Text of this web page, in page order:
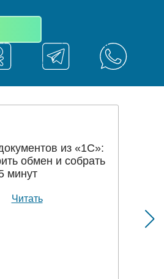
из «1С»:
обмен и собрать
минут
Читать